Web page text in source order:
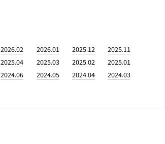
2026.02 2026.01 2025.12
2025.11
2025.04 2025.03 2025.02
2025.01
2024.06 2024.05 2024.04
2024.03